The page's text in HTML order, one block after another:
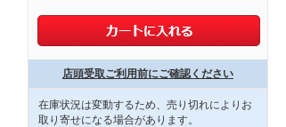
店頭受取ご利用前にご確認ください
在庫状況は変動するため、売り切れによりお
取り寄せになる場合があります。